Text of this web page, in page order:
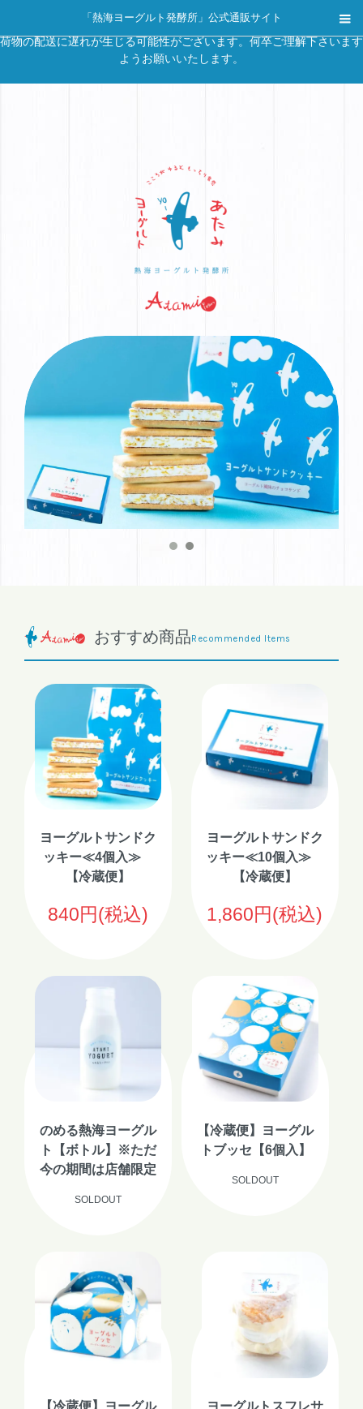
「熱海ヨーグルト発酵所」公式通販サイト
熊本地方を中心として発生しました地震の影響により、一部地域へのお
荷物の配送に遅れが生じる可能性がございます。何卒ご理解下さいます
ようお願いいたします。
おすすめ商品Recommended Items
ヨーグルトサンドク
ッキー≪4個入≫
【冷蔵便】
840円(税込)
ヨーグルトサンドク
ッキー≪10個入≫
【冷蔵便】
1,860円(税込)
のめる熱海ヨーグル
ト【ボトル】※ただ
今の期間は店舗限定
SOLDOUT
【冷蔵便】ヨーグル
トブッセ【6個入】
SOLDOUT
【冷蔵便】ヨーグル
ヨーグルトスフレサ